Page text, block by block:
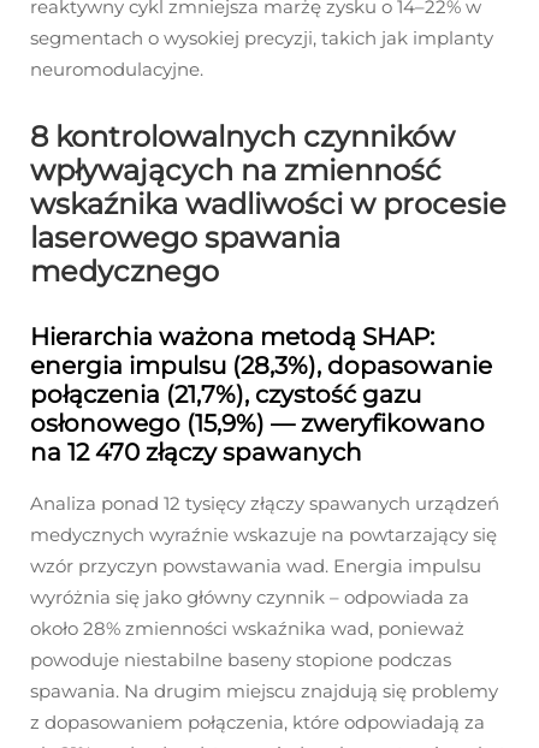
reaktywny cykl zmniejsza marżę zysku o 14–22% w
segmentach o wysokiej precyzji, takich jak implanty
neuromodulacyjne.
8 kontrolowalnych czynników
wpływających na zmienność
wskaźnika wadliwości w procesie
laserowego spawania
medycznego
Hierarchia ważona metodą SHAP:
energia impulsu (28,3%), dopasowanie
połączenia (21,7%), czystość gazu
osłonowego (15,9%) — zweryfikowano
na 12 470 złączy spawanych
Analiza ponad 12 tysięcy złączy spawanych urządzeń
medycznych wyraźnie wskazuje na powtarzający się
wzór przyczyn powstawania wad. Energia impulsu
wyróżnia się jako główny czynnik – odpowiada za
około 28% zmienności wskaźnika wad, ponieważ
powoduje niestabilne baseny stopione podczas
spawania. Na drugim miejscu znajdują się problemy
z dopasowaniem połączenia, które odpowiadają za